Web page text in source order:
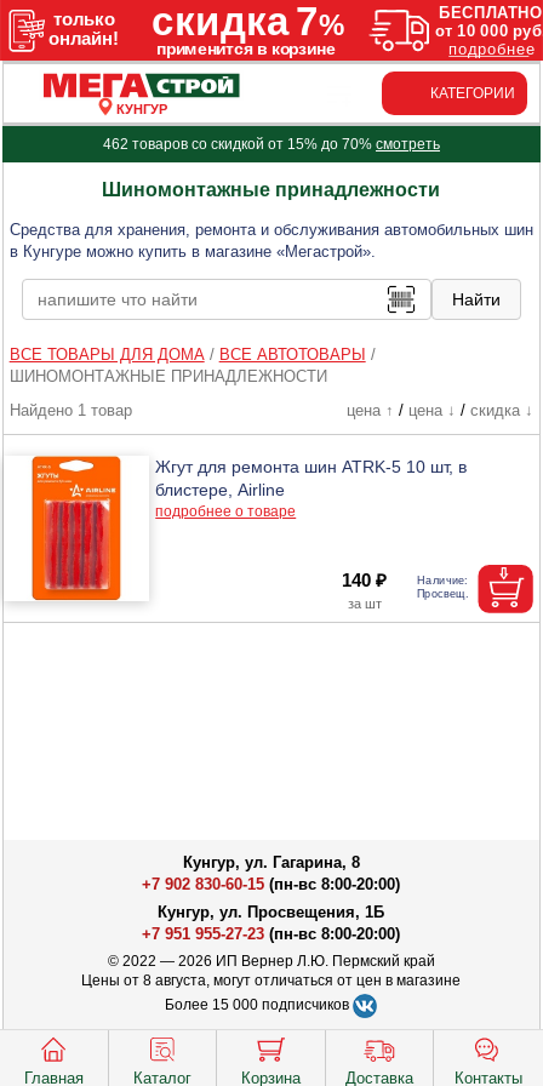
КУНГУР
КАТЕГОРИИ
Главная Каталог Корзина Доставка Контакты
462 товаров со скидкой от 15% до 70% смотреть
Шиномонтажные принадлежности
Средства для хранения, ремонта и обслуживания автомобильных шин
в Кунгуре можно купить в магазине «Мегастрой».
ВСЕ ТОВАРЫ ДЛЯ ДОМА/ ВСЕ АВТОТОВАРЫ /
ШИНОМОНТАЖНЫЕ ПРИНАДЛЕЖНОСТИ
Найдено 1 товар
цена ↑ / цена ↓ / скидка ↓
Жгут для ремонта шин ATRK-5 10 шт, в
блистере, Airline
подробнее о товаре
140 ₽
Кунгур, ул. Гагарина, 8
+7 902 830-60-15 (пн-вс 8:00-20:00)
Кунгур, ул. Просвещения, 1Б
+7 951 955-27-23 (пн-вс 8:00-20:00)
© 2022 — 2026 ИП Вернер Л.Ю. Пермский край
Цены от 8 августа, могут отличаться от цен в магазине
Более 15 000 подписчиков